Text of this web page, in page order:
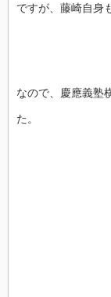
ですが、藤崎自身
なので、慶應義塾
た。